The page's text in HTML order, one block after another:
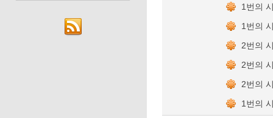
1번의
1번의
2번의
2번의
2번의
1번의